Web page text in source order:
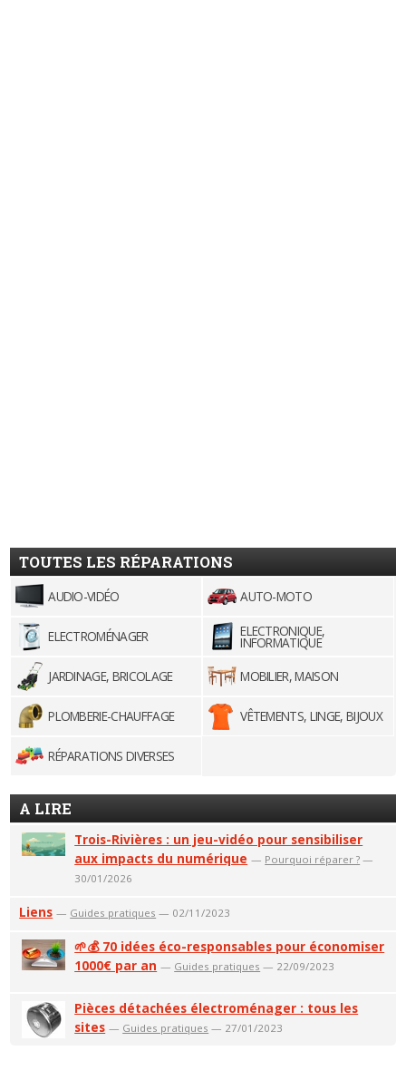
TOUTES LES RÉPARATIONS
AUDIO-VIDÉO AUTO-MOTO
ELECTROMÉNAGER ELECTRONIQUE,
INFORMATIQUE
JARDINAGE, BRICOLAGE
MOBILIER, MAISON
PLOMBERIE-CHAUFFAGE VÊTEMENTS, LINGE, BIJOUX
RÉPARATIONS DIVERSES
A LIRE
Trois-Rivières : un jeu-vidéo pour sensibiliser
aux impacts du numérique — Pourquoi réparer ? —
30/01/2026
Liens — Guides pratiques — 02/11/2023
🌱💰 70 idées éco-responsables pour économiser
1000€ par an — Guides pratiques — 22/09/2023
Pièces détachées électroménager : tous les
sites — Guides pratiques — 27/01/2023